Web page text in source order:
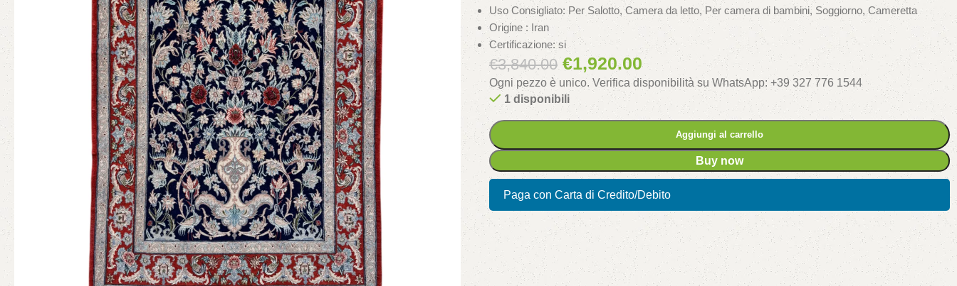
Uso Consigliato: Per Salotto, Camera da letto, Per camera di bambini, Soggiorno, Cameretta
Origine : Iran
Certificazione: si
€3,840.00 €1,920.00
Ogni pezzo è unico. Verifica disponibilità su WhatsApp: +39 327 776 1544
1 disponibili
Aggiungi al carrello
Buy now
Paga con Carta di Credito/Debito